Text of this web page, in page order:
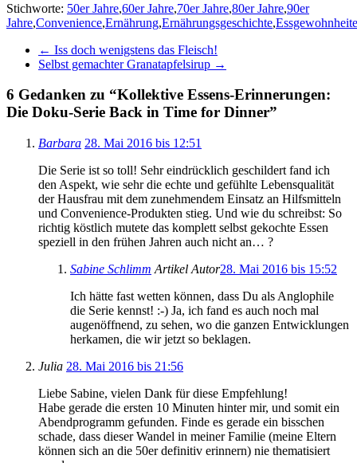
Stichworte: 50er Jahre,60er Jahre,70er Jahre,80er Jahre,90er
Jahre,Convenience,Ernährung,Ernährungsgeschichte,
← Iss doch wenigstens das Fleisch!
Selbst gemachter Granatapfelsirup →
6 Gedanken zu “Kollektive Essens-Erinnerungen:
Die Doku-Serie Back in Time for Dinner”
Barbara 28. Mai 2016 bis 12:51
Die Serie ist so toll! Sehr eindrücklich geschildert fand ich
den Aspekt, wie sehr die echte und gefühlte Lebensqualität
der Hausfrau mit dem zunehmendem Einsatz an Hilfsmitteln
und Convenience-Produkten stieg. Und wie du schreibst: So
richtig köstlich mutete das komplett selbst gekochte Essen
speziell in den frühen Jahren auch nicht an… ?
Sabine Schlimm Artikel Autor28. Mai 2016 bis 15:52
Ich hätte fast wetten können, dass Du als Anglophile
die Serie kennst! :-) Ja, ich fand es auch noch mal
augenöffnend, zu sehen, wo die ganzen Entwicklungen
herkamen, die wir jetzt so beklagen.
Julia 28. Mai 2016 bis 21:56
Liebe Sabine, vielen Dank für diese Empfehlung!
Habe gerade die ersten 10 Minuten hinter mir, und somit ein
Abendprogramm gefunden. Finde es gerade ein bisschen
schade, dass dieser Wandel in meiner Familie (meine Eltern
können sich an die 50er definitiv erinnern) nie thematisiert